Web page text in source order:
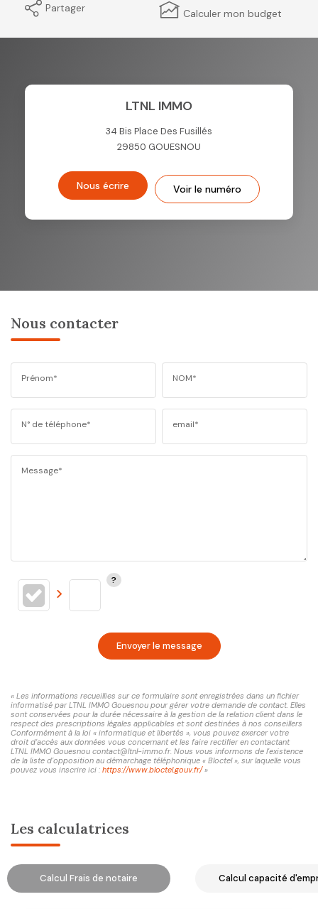
Partager
Calculer mon budget
LTNL IMMO
34 Bis Place Des Fusillés
29850 GOUESNOU
Nous écrire Voir le numéro
Nous contacter
Prénom* NOM*
N° de téléphone* email*
Message*
Envoyer le message
« Les informations recueillies sur ce formulaire sont enregistrées dans un fichier
informatisé par LTNL IMMO Gouesnou pour gérer votre demande de contact. Elles
sont conservées pour la durée nécessaire à la gestion de la relation client dans le
respect des prescriptions légales applicables et sont destinées à nos conseillers
Conformément à la loi « informatique et libertés », vous pouvez exercer votre
droit d'accès aux données vous concernant et les faire rectifier en contactant
LTNL IMMO Gouesnou contact@ltnl-immo.fr. Nous vous informons de l'existence
de la liste d'opposition au démarchage téléphonique « Bloctel », sur laquelle vous
pouvez vous inscrire ici : https://www.bloctel.gouv.fr/»
Les calculatrices
Calcul Frais de notaire Calcul capacité